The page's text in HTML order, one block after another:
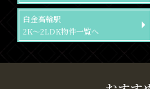
白金高輪駅
2K～2LDK物件一覧へ